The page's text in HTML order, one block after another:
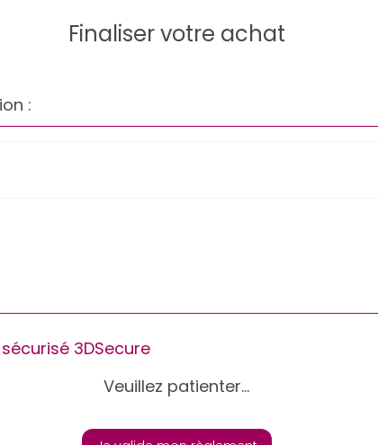
Finaliser votre achat
:
3DSecure
Veuillez patienter...